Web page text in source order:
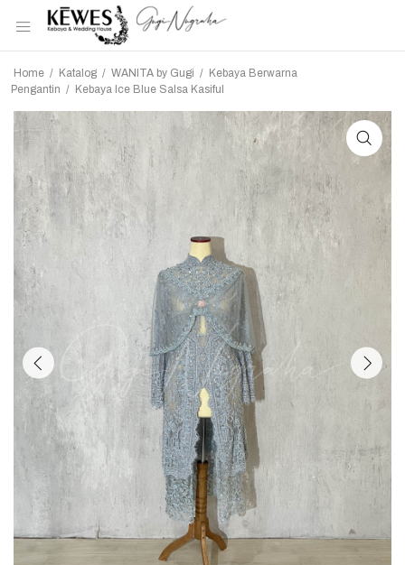
Home / Katalog / WANITA by Gugi / Kebaya Berwarna
Pengantin / Kebaya Ice Blue Salsa Kasiful